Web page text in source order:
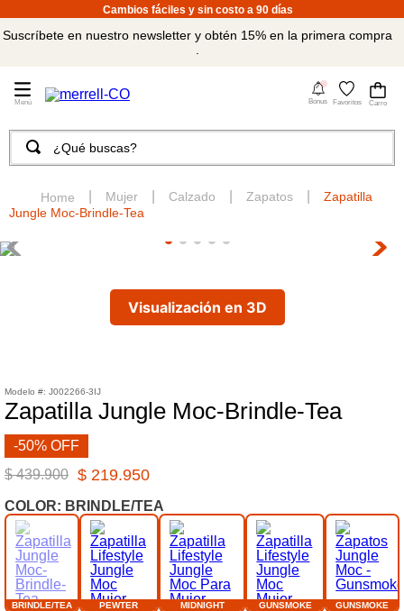
Cambios fáciles y sin costo a 90 días
Suscríbete en nuestro newsletter y obtén 15% en la primera compra
4
Bonus Favoritos
¿Qué buscas?
Mujer Calzado Zapatos
Zapatilla
Jungle Moc-Brindle-Tea
Visualización en 3D
: J002266-3IJ
Zapatilla Jungle Moc-Brindle-Tea
-50% OFF
$ 439.900 $ 219.950
COLOR: BRINDLE/TEA
BRINDLE/TEA PEWTER MIDNIGHT GUNSMOKE GUNSMOKE
TÉRMINOS MÁS BUSCADOS
.
merrell hombre
tenis mujer
.
sandalias
8.
botas hombre
9.
cachuchas
10. moab 3